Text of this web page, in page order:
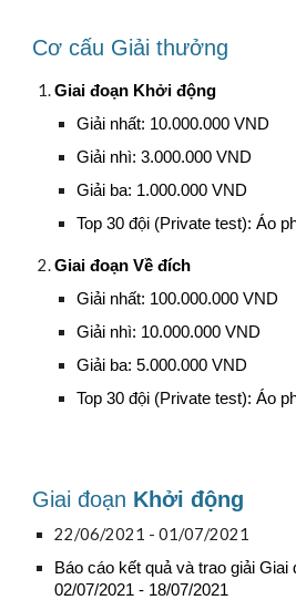
Cơ cấu Giải thưởng
Giai đoạn Khởi động
Giải nhất: 10.000.000 VND
Giải nhì: 3.000.000 VND
Giải ba: 1.000.000 VND
Top 30 đội (Private test): Áo
Giai đoạn Về đích
Giải nhất: 100.000.000 VND
Giải nhì: 10.000.000 VND
Giải ba: 5.000.000 VND
Top 30 đội (Private test): Áo
Giai đoạn Khởi động
22/06/2021 - 01/07/2021
Báo cáo kết quả và trao giải Giai
02/07/2021 - 18/07/2021